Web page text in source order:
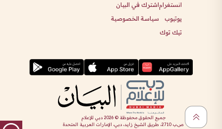
انستغرام
يوتيوب
تيك توك
اشترك في البيان
سياسة الخصوصية
جميع الحقوق محفوظة ©2026 دبي للإعلام
ص.ب 2710، طريق الشيخ زايد، دبي، الإمارات العربية المتحدة